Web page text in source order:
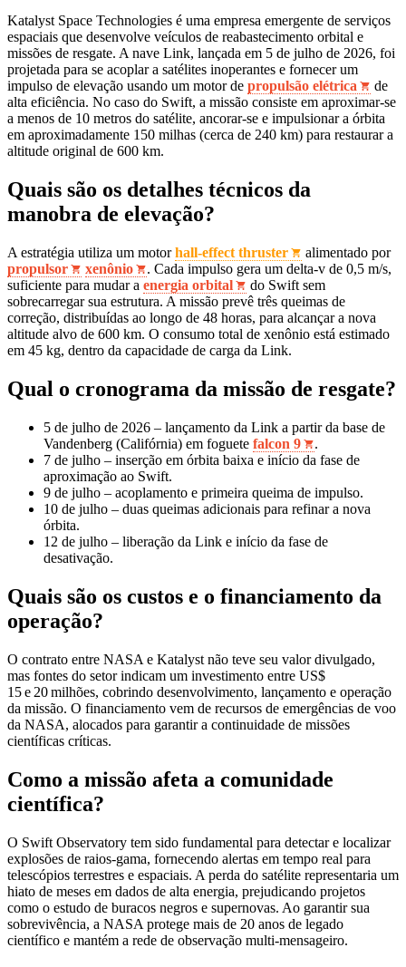
Katalyst Space Technologies é uma empresa emergente de serviços
espaciais que desenvolve veículos de reabastecimento orbital e
missões de resgate. A nave Link, lançada em 5 de julho de 2026, foi
projetada para se acoplar a satélites inoperantes e fornecer um
impulso de elevação usando um motor de propulsão elétrica
de
alta eficiência. No caso do Swift, a missão consiste em aproximar‑se
a menos de 10 metros do satélite, ancorar‑se e impulsionar a órbita
em aproximadamente 150 milhas (cerca de 240 km) para restaurar a
altitude original de 600 km.
Quais são os detalhes técnicos da
manobra de elevação?
A estratégia utiliza um motorhall‑effect thruster
alimentado por
propulsor
xenônio
. Cada impulso gera um delta‑v de 0,5 m/s,
suficiente para mudar a energia orbital
do Swift sem
sobrecarregar sua estrutura. A missão prevê três queimas de
correção, distribuídas ao longo de 48 horas, para alcançar a nova
altitude alvo de 600 km. O consumo total de xenônio está estimado
em 45 kg, dentro da capacidade de carga da Link.
Qual o cronograma da missão de resgate?
5 de julho de 2026 – lançamento da Link a partir da base de
Vandenberg (Califórnia) em foguete falcon 9
.
7 de julho – inserção em órbita baixa e início da fase de
aproximação ao Swift.
9 de julho – acoplamento e primeira queima de impulso.
10 de julho – duas queimas adicionais para refinar a nova
órbita.
12 de julho – liberação da Link e início da fase de
desativação.
Quais são os custos e o financiamento da
operação?
O contrato entre NASA e Katalyst não teve seu valor divulgado,
mas fontes do setor indicam um investimento entre US$
15 e 20 milhões, cobrindo desenvolvimento, lançamento e operação
da missão. O financiamento vem de recursos de emergências de voo
da NASA, alocados para garantir a continuidade de missões
científicas críticas.
Como a missão afeta a comunidade
científica?
O Swift Observatory tem sido fundamental para detectar e localizar
explosões de raios‑gama, fornecendo alertas em tempo real para
telescópios terrestres e espaciais. A perda do satélite representaria um
hiato de meses em dados de alta energia, prejudicando projetos
como o estudo de buracos negros e supernovas. Ao garantir sua
sobrevivência, a NASA protege mais de 20 anos de legado
científico e mantém a rede de observação multi‑mensageiro.